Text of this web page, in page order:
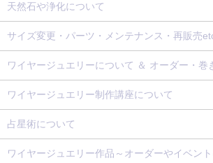
天然石や浄化について
サイズ変更・パーツ・メンテナンス・再販売
ワイヤージュエリーについて ＆ オーダー・巻
ワイヤージュエリー制作講座について
占星術について
ワイヤージュエリー作品～オーダーやイベント